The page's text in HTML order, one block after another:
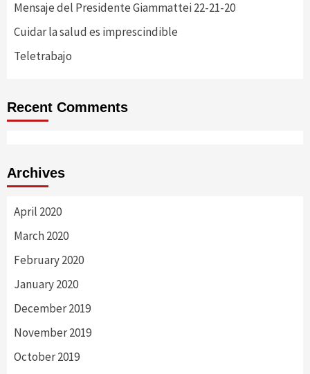
Mensaje del Presidente Giammattei 22-21-20
Cuidar la salud es imprescindible
Teletrabajo
Recent Comments
Archives
April 2020
March 2020
February 2020
January 2020
December 2019
November 2019
October 2019